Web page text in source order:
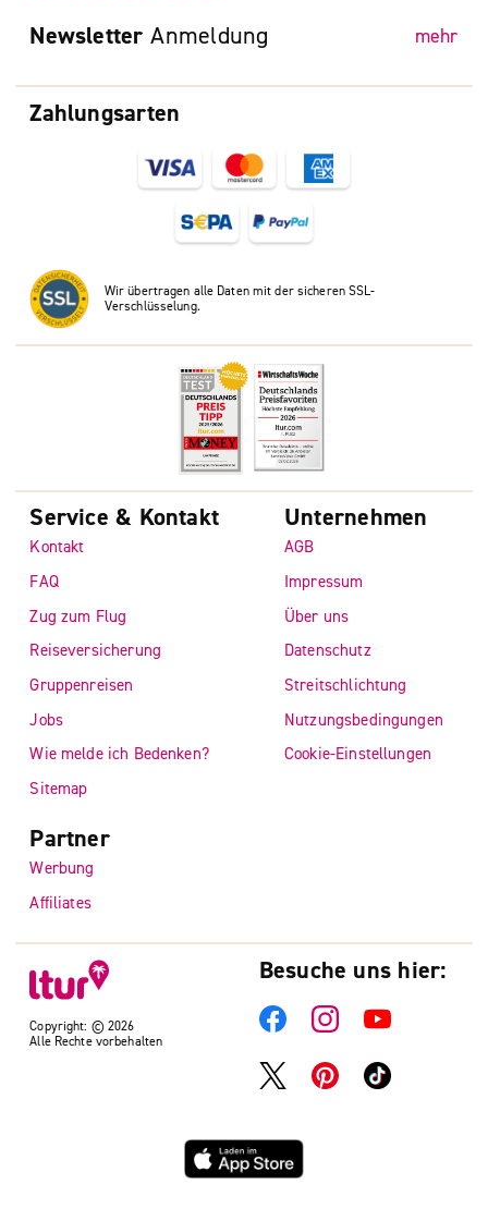
Zahlungsarten
Wir übertragen alle Daten mit der sicheren SSL-
Verschlüsselung.
Newsletter Anmeldung mehr
Copyright: © 2026
Alle Rechte vorbehalten
Service & Kontakt
Kontakt
FAQ
Zug zum Flug
Reiseversicherung
Gruppenreisen
Jobs
Wie melde ich Bedenken?
Sitemap
Unternehmen
AGB
Impressum
Über uns
Datenschutz
Streitschlichtung
Nutzungsbedingungen
Cookie-Einstellungen
Partner
Werbung
Affiliates
Besuche uns hier: